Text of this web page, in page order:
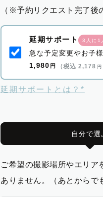
（※予約リクエスト完了後
延期サポート 3人に1
急な予定変更やお子
1,980 円 （税込 2,178 円
延期サポートとは？*
自分で選
ご希望の撮影場所やエリア
ありません。（あとからで